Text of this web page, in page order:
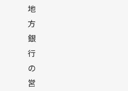
地
方
銀
行
の
営